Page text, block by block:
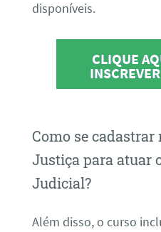
disponíveis.
CLIQUE
Como se
Justiça para atuar
Judicial?
Além disso, o curso